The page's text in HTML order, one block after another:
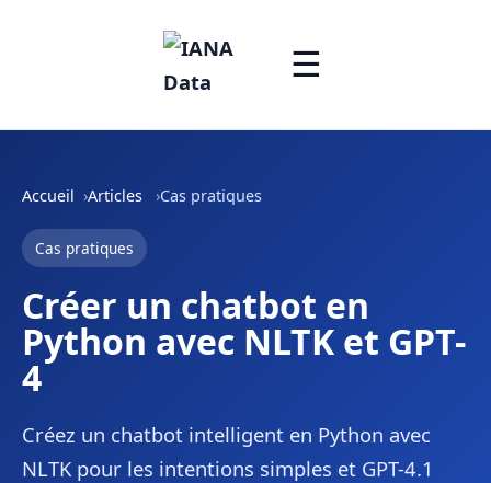
☰
Accueil Articles Cas pratiques
Cas pratiques
Créer un chatbot en
Python avec NLTK et GPT-
4
Créez un chatbot intelligent en Python avec
NLTK pour les intentions simples et GPT-4.1